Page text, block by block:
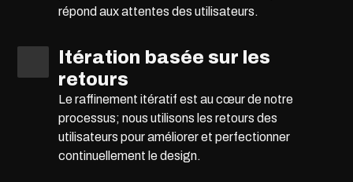
répond aux attentes des utilisateurs.
Itération basée sur les
retours
Le raffinement itératif est au cœur de notre
processus; nous utilisons les retours des
utilisateurs pour améliorer et perfectionner
continuellement le design.